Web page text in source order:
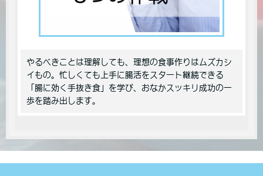
やるべきことは理解しても、理想の食事作りはムズカシ
イもの。忙しくても上手に腸活をスタート継続できる
「腸に効く手抜き食」を学び、おなかスッキリ成功の一
歩を踏み出します。